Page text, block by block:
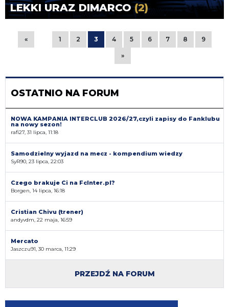
LEKKI URAZ DIMARCO(2)
« 1 2 3 4 5 6 7 8 9
»
OSTATNIO NA FORUM
NOWA KAMPANIA INTERCLUB 2026/27,czyli zapisy do Fanklubu
na nowy sezon!
rafi27, 31 lipca, 11:18
Samodzielny wyjazd na mecz - kompendium wiedzy
SyR90, 23 lipca, 22:03
Czego brakuje Ci na FcInter.pl?
Borgen, 14 lipca, 16:18
Cristian Chivu (trener)
andyvdm, 22 maja, 16:59
Mercato
Jaszczu91, 30 marca, 11:29
PRZEJDŹ NA FORUM